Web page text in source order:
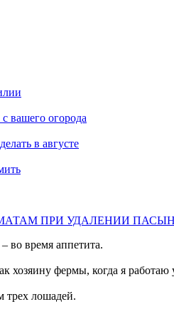
вашего огорода
в августе
ПРИ УДАЛЕНИИ
во время аппетита.
хозяину фермы, когда я работаю
трех лошадей.